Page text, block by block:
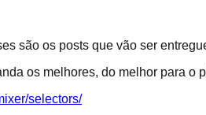
são os posts que vão ser
os melhores, do melhor para o
selectors/